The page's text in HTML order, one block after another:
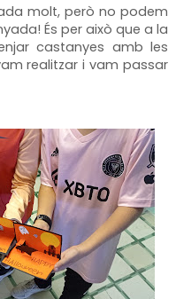
molt, però no podem
És per això que a la
castanyes amb les
realitzar i vam passar